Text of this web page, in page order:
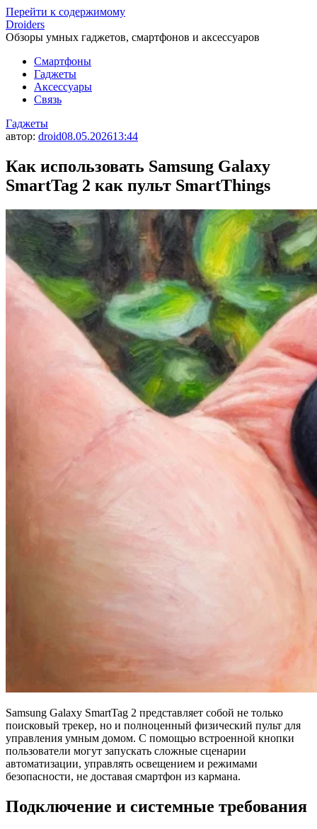
Перейти к содержимому
Droiders
Обзоры умных гаджетов, смартфонов и аксессуаров
Смартфоны
Гаджеты
Аксессуары
Связь
Гаджеты
автор: droid08.05.202613:44
Как использовать Samsung Galaxy
SmartTag 2 как пульт SmartThings
Samsung Galaxy SmartTag 2 представляет собой не только
поисковый трекер, но и полноценный физический пульт для
управления умным домом. С помощью встроенной кнопки
пользователи могут запускать сложные сценарии
автоматизации, управлять освещением и режимами
безопасности, не доставая смартфон из кармана.
Подключение и системные требования